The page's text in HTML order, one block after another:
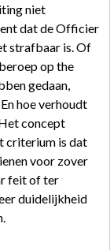
niet
dat de Officier
strafbaar is. Of
op the
gedaan,
hoe verhoudt
concept
criterium is dat
voor zover
feit of ter
duidelijkheid